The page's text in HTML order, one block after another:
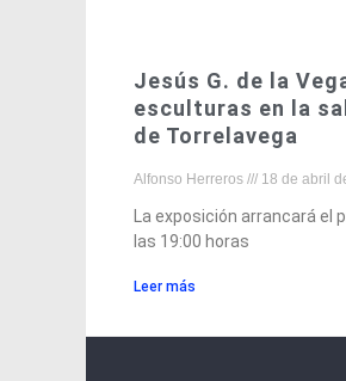
Jesús G. de la
esculturas en la
de Torrelavega
Alfonso Herreros 18 de abril
La exposición arrancará el
las 19:00 horas
Leer más